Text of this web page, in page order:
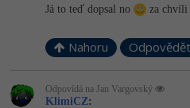
Já to teď dopsal no za chvíli
Nahoru Odpovědět
Odpovídá na Jan Vargovský
KlimiCZ: